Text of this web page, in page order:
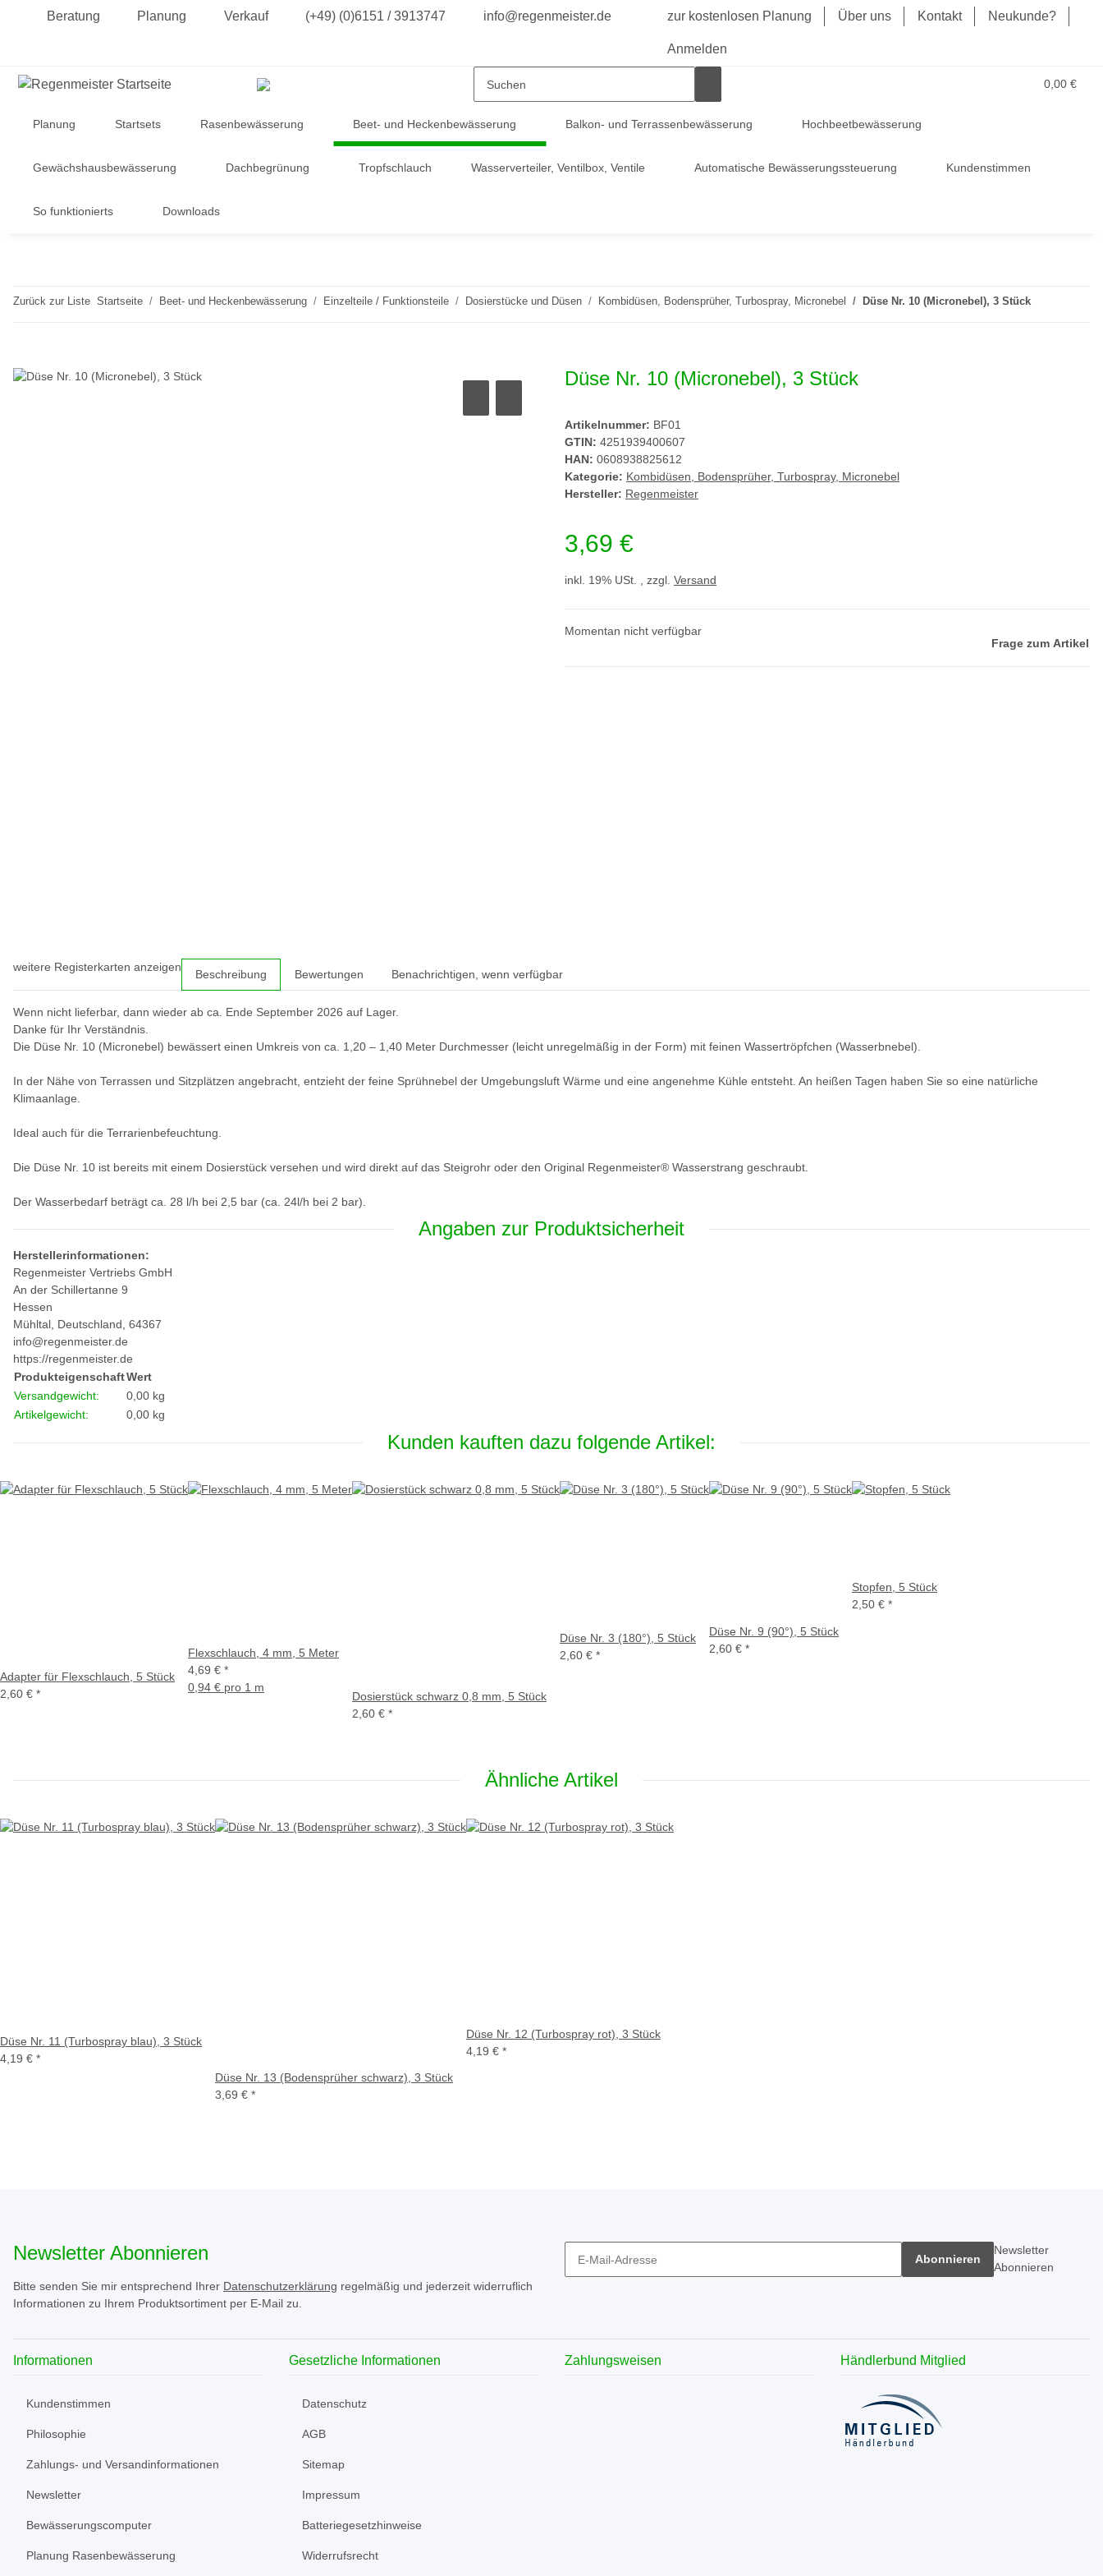
Beratung Planung Verkauf (+49) (0)6151 / 3913747 info@regenmeister.de zur kostenlosen Planung Über uns Kontakt Neukunde?
Anmelden
0,00 €
Planung Startsets Rasenbewässerung Beet- und Heckenbewässerung Balkon- und Terrassenbewässerung Hochbeetbewässerung
Gewächshausbewässerung Dachbegrünung Tropfschlauch Wasserverteiler, Ventilbox, Ventile Automatische Bewässerungssteuerung Kundenstimmen
So funktionierts Downloads
Zurück zur Liste Startseite Beet- und Heckenbewässerung Einzelteile / Funktionsteile Dosierstücke und Düsen Kombidüsen, Bodensprüher, Turbospray, Micronebel Düse Nr. 10 (Micronebel), 3 Stück
Düse Nr. 10 (Micronebel), 3 Stück
Artikelnummer: BF01
GTIN: 4251939400607
HAN: 0608938825612
Kategorie: Kombidüsen, Bodensprüher, Turbospray, Micronebel
Hersteller: Regenmeister
3,69 €
inkl. 19% USt. , zzgl. Versand
Momentan nicht verfügbar
Frage zum Artikel
weitere Registerkarten anzeigen
Beschreibung Bewertungen Benachrichtigen, wenn verfügbar
Wenn nicht lieferbar, dann wieder ab ca. Ende September 2026 auf Lager.
Danke für Ihr Verständnis.
Die Düse Nr. 10 (Micronebel) bewässert einen Umkreis von ca. 1,20 – 1,40 Meter Durchmesser (leicht unregelmäßig in der Form) mit feinen Wassertröpfchen (Wasserbnebel).
In der Nähe von Terrassen und Sitzplätzen angebracht, entzieht der feine Sprühnebel der Umgebungsluft Wärme und eine angenehme Kühle entsteht. An heißen Tagen haben Sie so eine natürliche
Klimaanlage.
Ideal auch für die Terrarienbefeuchtung.
Die Düse Nr. 10 ist bereits mit einem Dosierstück versehen und wird direkt auf das Steigrohr oder den Original Regenmeister® Wasserstrang geschraubt.
Der Wasserbedarf beträgt ca. 28 l/h bei 2,5 bar (ca. 24l/h bei 2 bar).
Angaben zur Produktsicherheit
Herstellerinformationen:
Regenmeister Vertriebs GmbH
An der Schillertanne 9
Hessen
Mühltal, Deutschland, 64367
info@regenmeister.de
https://regenmeister.de
ProdukteigenschaftWert
Versandgewicht:
0,00 kg
Artikelgewicht:
0,00 kg
Kunden kauften dazu folgende Artikel:
Adapter für Flexschlauch, 5 Stück
2,60 € *
Flexschlauch, 4 mm, 5 Meter
4,69 € *
0,94 € pro 1 m
Dosierstück schwarz 0,8 mm, 5 Stück
2,60 € *
Düse Nr. 3 (180°), 5 Stück
2,60 € *
Düse Nr. 9 (90°), 5 Stück
2,60 € *
Stopfen, 5 Stück
2,50 € *
Ähnliche Artikel
Düse Nr. 11 (Turbospray blau), 3 Stück
4,19 € *
Düse Nr. 13 (Bodensprüher schwarz), 3 Stück
3,69 € *
Düse Nr. 12 (Turbospray rot), 3 Stück
4,19 € *
Newsletter Abonnieren
Bitte senden Sie mir entsprechend Ihrer Datenschutzerklärung regelmäßig und jederzeit widerruflich
Informationen zu Ihrem Produktsortiment per E-Mail zu.
Abonnieren
Newsletter
Abonnieren
Informationen
Kundenstimmen
Philosophie
Zahlungs- und Versandinformationen
Newsletter
Bewässerungscomputer
Planung Rasenbewässerung
Gesetzliche Informationen
Datenschutz
AGB
Sitemap
Impressum
Batteriegesetzhinweise
Widerrufsrecht
Zahlungsweisen Händlerbund Mitglied